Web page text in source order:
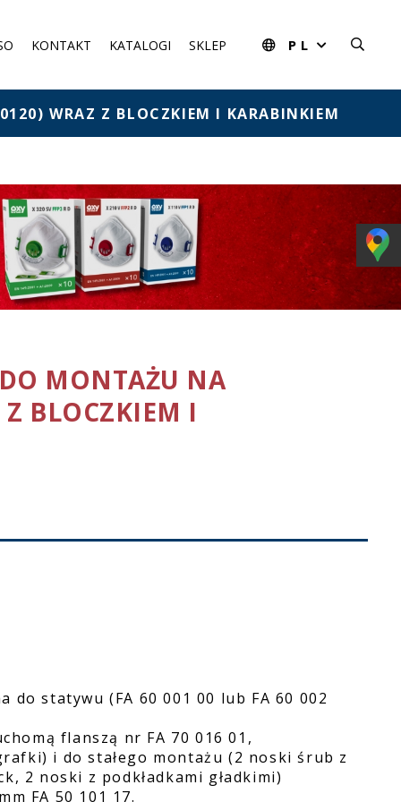
PL
KONTAKT KATALOGI SKLEP
WRAZ Z BLOCZKIEM I KARABINKIEM
MONTAŻU NA
BLOCZKIEM I
do statywu (FA 60 001 00 lub FA 60 002
flanszą nr FA 70 016 01,
i do stałego montażu (2 noski śrub z
2 noski z podkładkami gładkimi)
FA 50 101 17.